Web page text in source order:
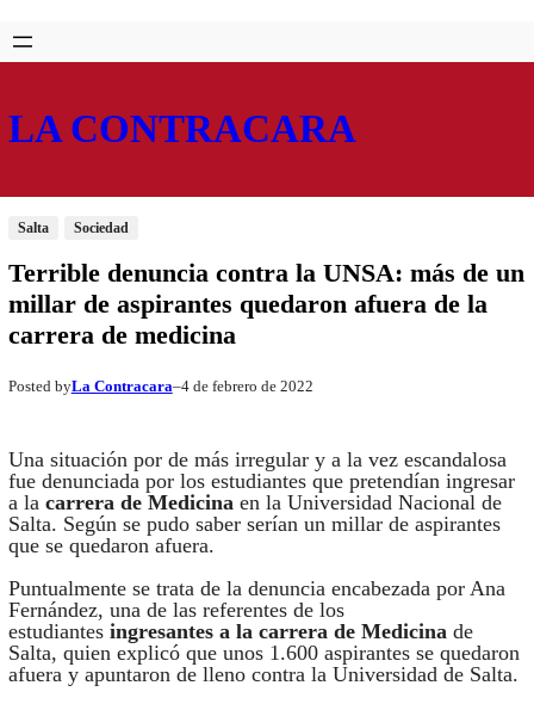
Saltar
al
Skip
to
LA CONTRACARA
Salta Sociedad
Terrible denuncia contra la UNSA: más de un
millar de aspirantes quedaron afuera de la
carrera de medicina
Posted byLa Contracara–4 de febrero de 2022
Una situación por de más irregular y a la vez escandalosa
fue denunciada por los estudiantes que pretendían ingresar
a la carrera de Medicinaen la Universidad Nacional de
Salta. Según se pudo saber serían un millar de aspirantes
que se quedaron afuera.
Puntualmente se trata de la denuncia encabezada por Ana
Fernández, una de las referentes de los
estudiantes ingresantes a la carrera de Medicinade
Salta, quien explicó que unos 1.600 aspirantes se quedaron
afuera y apuntaron de lleno contra la Universidad de Salta.